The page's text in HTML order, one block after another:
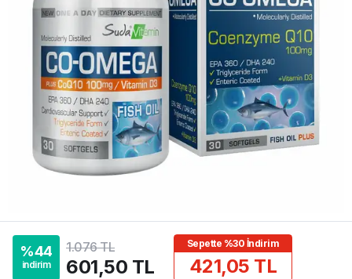
%44
indirim
1.076 TL
601,50 TL
Sepette %30 İndirim
421,05 TL